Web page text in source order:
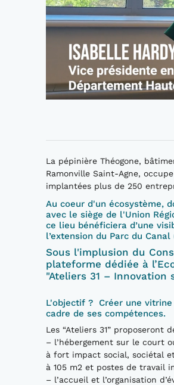
La pépinière Théogone,
Ramonville Saint-Agne,
implantées plus de 250
Au coeur d'un écosystème,
avec le siège de l'Union
ce lieu bénéficiera d’une
l’extension du Parc du
Sous l'implusion du
plateforme dédiée à
"Ateliers 31 – Innovation
L'objectif ? Créer une
cadre de ses compétences.
Les “Ateliers 31” proposeront
– l’hébergement sur le court
à fort impact social, sociétal
à 105 m2 et postes de travail
– l’accueil et l’organisation